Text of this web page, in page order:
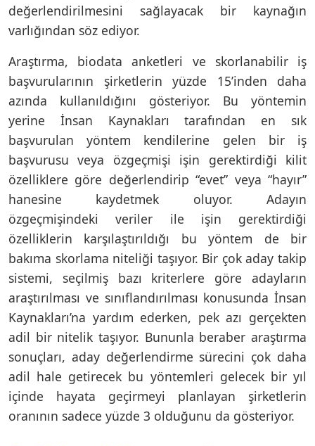
değerlendirilmesini sağlayacak bir kaynağın
varlığından söz ediyor.
Araştırma, biodata anketleri ve skorlanabilir iş
başvurularının şirketlerin yüzde 15’inden daha
azında kullanıldığını gösteriyor. Bu yöntemin
yerine İnsan Kaynakları tarafından en sık
başvurulan yöntem kendilerine gelen bir iş
başvurusu veya özgeçmişi işin gerektirdiği kilit
özelliklere göre değerlendirip “evet” veya “hayır”
hanesine kaydetmek oluyor. Adayın
özgeçmişindeki veriler ile işin gerektirdiği
özelliklerin karşılaştırıldığı bu yöntem de bir
bakıma skorlama niteliği taşıyor. Bir çok aday takip
sistemi, seçilmiş bazı kriterlere göre adayların
araştırılması ve sınıflandırılması konusunda İnsan
Kaynakları’na yardım ederken, pek azı gerçekten
adil bir nitelik taşıyor. Bununla beraber araştırma
sonuçları, aday değerlendirme sürecini çok daha
adil hale getirecek bu yöntemleri gelecek bir yıl
içinde hayata geçirmeyi planlayan şirketlerin
oranının sadece yüzde 3 olduğunu da gösteriyor.